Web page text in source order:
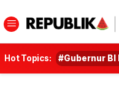
Hot Topics: #Gubernur BI